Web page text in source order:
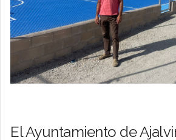
El Ayuntamiento de